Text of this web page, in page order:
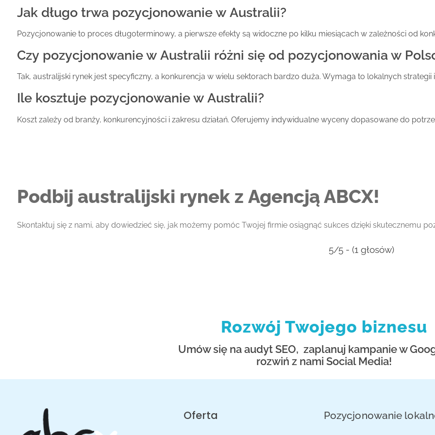
Jak długo trwa pozycjonowanie w Australii?
Pozycjonowanie to proces długoterminowy, a pierwsze efekty są widoczne po kilku miesiącach w zależności od
Czy pozycjonowanie w Australii różni się od pozycjonowania w
Tak, australijski rynek jest specyficzny, a konkurencja w wielu sektorach bardzo duża. Wymaga to lokalnych
Ile kosztuje pozycjonowanie w Australii?
Koszt zależy od branży, konkurencyjności i zakresu działań. Oferujemy indywidualne wyceny dopasowane do
Podbij australijski rynek z Agencją ABCX!
Skontaktuj się z nami, aby dowiedzieć się, jak możemy pomóc Twojej firmie osiągnąć sukces dzięki skutecznemu
5/5 - (1 głosów)
Rozwój Twojego biznesu
Umów się na audyt SEO, zaplanuj kampanie w
rozwiń z nami Social Media!
Oferta
Pozycjonowanie